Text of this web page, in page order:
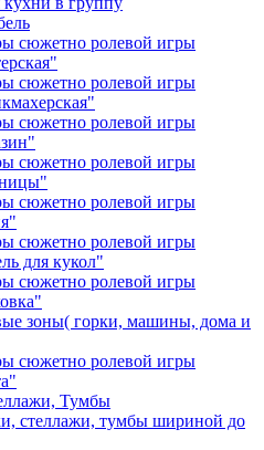
сюжетно ролевой игры
сюжетно ролевой игры
сюжетно ролевой игры
сюжетно ролевой игры
сюжетно ролевой игры
сюжетно ролевой игры
для кукол"
сюжетно ролевой игры
зоны( горки, машины, дома и
сюжетно ролевой игры
Тумбы
стеллажи, тумбы шириной до